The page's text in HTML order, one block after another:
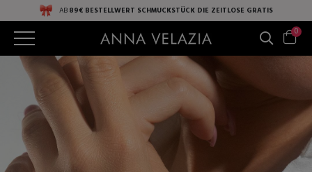
AB89€ BESTELLWERT SCHMUCKSTÜCK DIE ZEITLOSE GRATIS
0